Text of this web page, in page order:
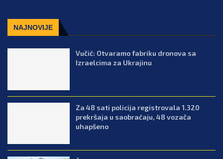
NAJNOVIJE
Vučić: Otvaramo fabriku dronova sa
Izraelcima za Ukrajinu
Za 48 sati policija registrovala 1.320
prekršaja u saobraćaju, 48 vozača
uhapšeno